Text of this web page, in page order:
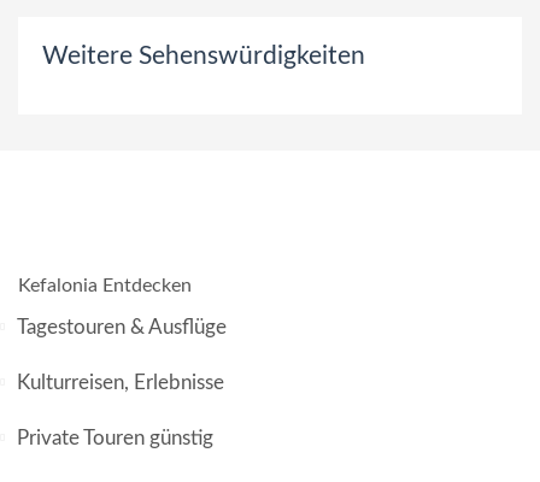
Weitere Sehenswürdigkeiten
Kefalonia Entdecken
Tagestouren & Ausflüge
Kulturreisen, Erlebnisse
Private Touren günstig